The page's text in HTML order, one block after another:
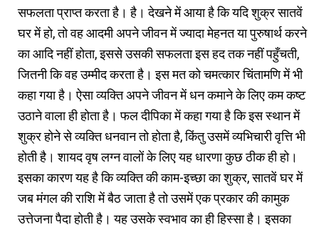
सफलता प्राप्त करता है। है। देखने में आया है कि यदि शुक्र सातवें
घर में हो, तो वह आदमी अपने जीवन में ज्यादा मेहनत या पुरुषार्थ करने
का आदि नहीं होता, इससे उसकी सफलता इस हद तक नहीं पहुँचती,
जितनी कि वह उम्मीद करता है। इस मत को चमत्कार चिंतामणि में भी
कहा गया है। ऐसा व्यक्ति अपने जीवन में धन कमाने के लिए कम कष्ट
उठाने वाला ही होता है। फल दीपिका में कहा गया है कि इस स्थान में
शुक्र होने से व्यक्ति धनवान तो होता है, किंतु उसमें व्यभिचारी वृत्ति भी
होती है। शायद वृष लग्न वालों के लिए यह धारणा कुछ ठीक ही हो।
इसका कारण यह है कि व्यक्ति की काम-इच्छा का शुक्र, सातवें घर में
जब मंगल की राशि में बैठ जाता है तो उसमें एक प्रकार की कामुक
उत्तेजना पैदा होती है। यह उसके स्वभाव का ही हिस्सा है। इसका